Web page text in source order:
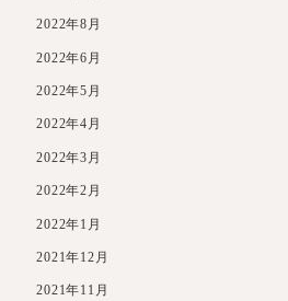
2022年8月
2022年6月
2022年5月
2022年4月
2022年3月
2022年2月
2022年1月
2021年12月
2021年11月